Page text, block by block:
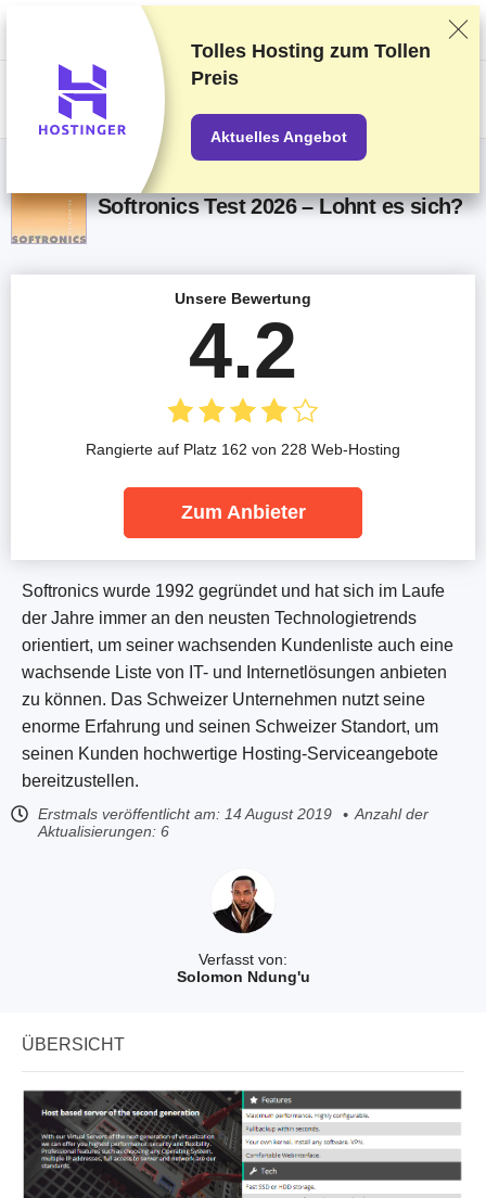
Wir bewerten die Anbieter auf Grundlage strenger Tests und Bewertungen,
berücksichtigen aber auch Dein Feedback und unsere geschäftlichen
Vereinbarungen mit den Anbietern.Diese Seite enthält Affiliate-Links
Softronics Test 2026 – Lohnt es sich?
Verfasst von:
Solomon Ndung'u
Softronics wurde 1992 gegründet und hat sich im Laufe
der Jahre immer an den neusten Technologietrends
orientiert, um seiner wachsenden Kundenliste auch eine
wachsende Liste von IT- und Internetlösungen anbieten
zu können. Das Schweizer Unternehmen nutzt seine
enorme Erfahrung und seinen Schweizer Standort, um
seinen Kunden hochwertige Hosting-Serviceangebote
bereitzustellen.
Erstmals veröffentlicht am: 14 August 2019
Anzahl der
Aktualisierungen: 6
Unsere Bewertung
4.2
Rangierte auf Platz 162 von 228 Web-Hosting
Zum Anbieter
ÜBERSICHT
Tolles Hosting zum Tollen
Preis
Aktuelles Angebot